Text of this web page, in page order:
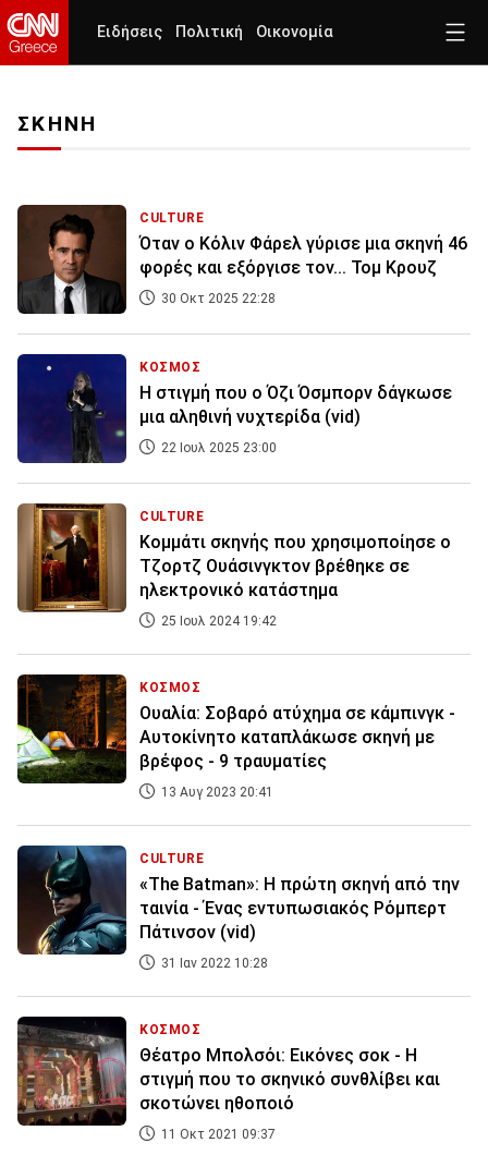
Ειδήσεις Πολιτική Οικονομία
ΣΚΗΝΗ
CULTURE
Όταν ο Κόλιν Φάρελ γύρισε μια σκηνή 46
φορές και εξόργισε τον... Τομ Κρουζ
30 Οκτ 2025 22:28
ΚΟΣΜΟΣ
Η στιγμή που ο Όζι Όσμπορν δάγκωσε
μια αληθινή νυχτερίδα (vid)
22 Ιουλ 2025 23:00
CULTURE
Κομμάτι σκηνής που χρησιμοποίησε ο
Τζορτζ Ουάσινγκτον βρέθηκε σε
ηλεκτρονικό κατάστημα
25 Ιουλ 2024 19:42
ΚΟΣΜΟΣ
Ουαλία: Σοβαρό ατύχημα σε κάμπινγκ -
Αυτοκίνητο καταπλάκωσε σκηνή με
βρέφος - 9 τραυματίες
13 Αυγ 2023 20:41
CULTURE
«The Batman»: Η πρώτη σκηνή από την
ταινία - Ένας εντυπωσιακός Ρόμπερτ
Πάτινσον (vid)
31 Ιαν 2022 10:28
ΚΟΣΜΟΣ
Θέατρο Μπολσόι: Εικόνες σοκ - Η
στιγμή που το σκηνικό συνθλίβει και
σκοτώνει ηθοποιό
11 Οκτ 2021 09:37